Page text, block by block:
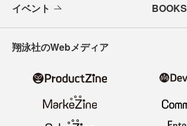
イベント BOOKS
翔泳社のWebメディア